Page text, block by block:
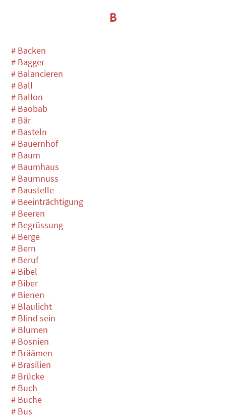
B
# Backen
# Bagger
# Balancieren
# Ball
# Ballon
# Baobab
# Bär
# Basteln
# Bauernhof
# Baum
# Baumhaus
# Baumnuss
# Baustelle
# Beeinträchtigung
# Beeren
# Begrüssung
# Berge
# Bern
# Beruf
# Bibel
# Biber
# Bienen
# Blaulicht
# Blind sein
# Blumen
# Bosnien
# Bräämen
# Brasilien
# Brücke
# Buch
# Buche
# Bus